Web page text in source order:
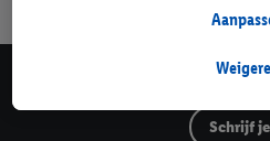
Veilig
Schrijf
gepersonaliseerde reclame binnen
gegevens over jouw
Als je hier toestemming geeft aan